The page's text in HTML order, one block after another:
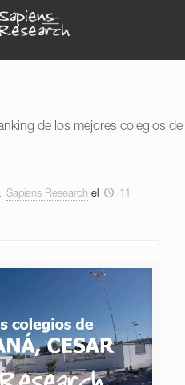
de los mejores colegios de
Sapiens Research el
11